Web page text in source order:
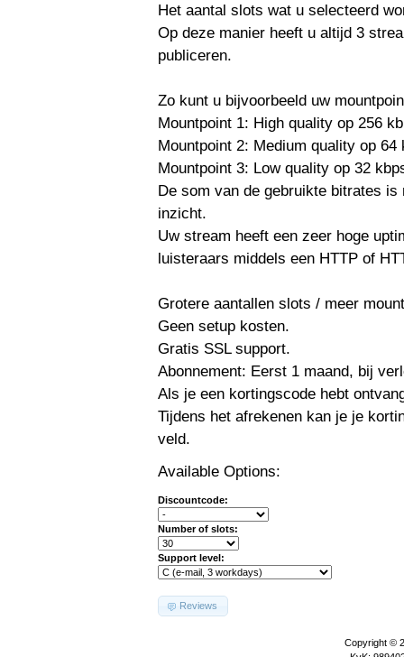
Het aantal slots wat u selecteerd
Op deze manier heeft u altijd 3
publiceren.
Zo kunt u bijvoorbeeld uw
Mountpoint 1: High quality op 256
Mountpoint 2: Medium quality op 64
Mountpoint 3: Low quality op 32
De som van de gebruikte bitrates
inzicht.
Uw stream heeft een zeer hoge
luisteraars middels een HTTP of
Grotere aantallen slots / meer
Geen setup kosten.
Gratis SSL support.
Abonnement: Eerst 1 maand, bij
Als je een kortingscode hebt
Tijdens het afrekenen kan je je
veld.
Available Options:
Discountcode:
Number of slots:
Support level:
Reviews
Copyright ©